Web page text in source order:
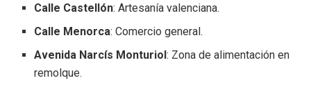
Calle Castellón: Artesanía valenciana.
Calle Menorca: Comercio general.
Avenida Narcís Monturiol: Zona de alimentación en
remolque.